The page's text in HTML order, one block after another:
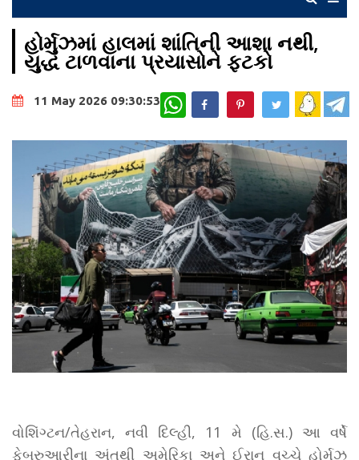
હોર્મુઝમાં હાલમાં શાંતિની આશા નથી,
યુદ્ધ ટાળવાના પ્રયાસોને ફટકો
11 May 2026 09:30:53 WhatsApp
વોશિંગ્ટન/તેહરાન, નવી દિલ્હી, 11 મે (હિ.સ.) આ વર્ષે
ફેબ્રુઆરીના અંતથી અમેરિકા અને ઈરાન વચ્ચે હોર્મુઝ